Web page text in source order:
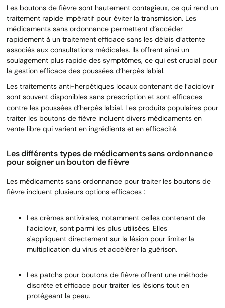
Les boutons de fièvre sont hautement contagieux, ce qui rend un
traitement rapide impératif pour éviter la transmission. Les
médicaments sans ordonnance permettent d’accéder
rapidement à un traitement efficace sans les délais d’attente
associés aux consultations médicales. Ils offrent ainsi un
soulagement plus rapide des symptômes, ce qui est crucial pour
la gestion efficace des poussées d’herpès labial.
Les traitements anti-herpétiques locaux contenant de l’aciclovir
sont souvent disponibles sans prescription et sont efficaces
contre les poussées d’herpès labial. Les produits populaires pour
traiter les boutons de fièvre incluent divers médicaments en
vente libre qui varient en ingrédients et en efficacité.
Les différents types de médicaments sans ordonnance
pour soigner un bouton de fièvre
Les médicaments sans ordonnance pour traiter les boutons de
fièvre incluent plusieurs options efficaces :
Les crèmes antivirales, notamment celles contenant de
l’aciclovir, sont parmi les plus utilisées. Elles
s'appliquent directement sur la lésion pour limiter la
multiplication du virus et accélérer la guérison.
Les patchs pour boutons de fièvre offrent une méthode
discrète et efficace pour traiter les lésions tout en
protégeant la peau.